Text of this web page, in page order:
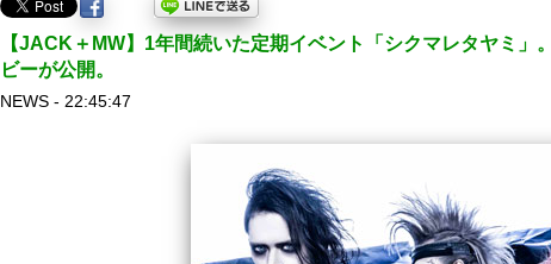
【JACK＋MW】1年間続いた定期イベント「シクマレタヤミ
ビーが公開。
NEWS - 22:45:47